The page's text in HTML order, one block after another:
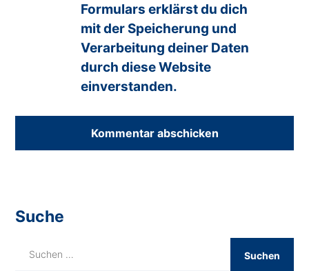
Formulars erklärst du dich
mit der Speicherung und
Verarbeitung deiner Daten
durch diese Website
einverstanden.
Suche